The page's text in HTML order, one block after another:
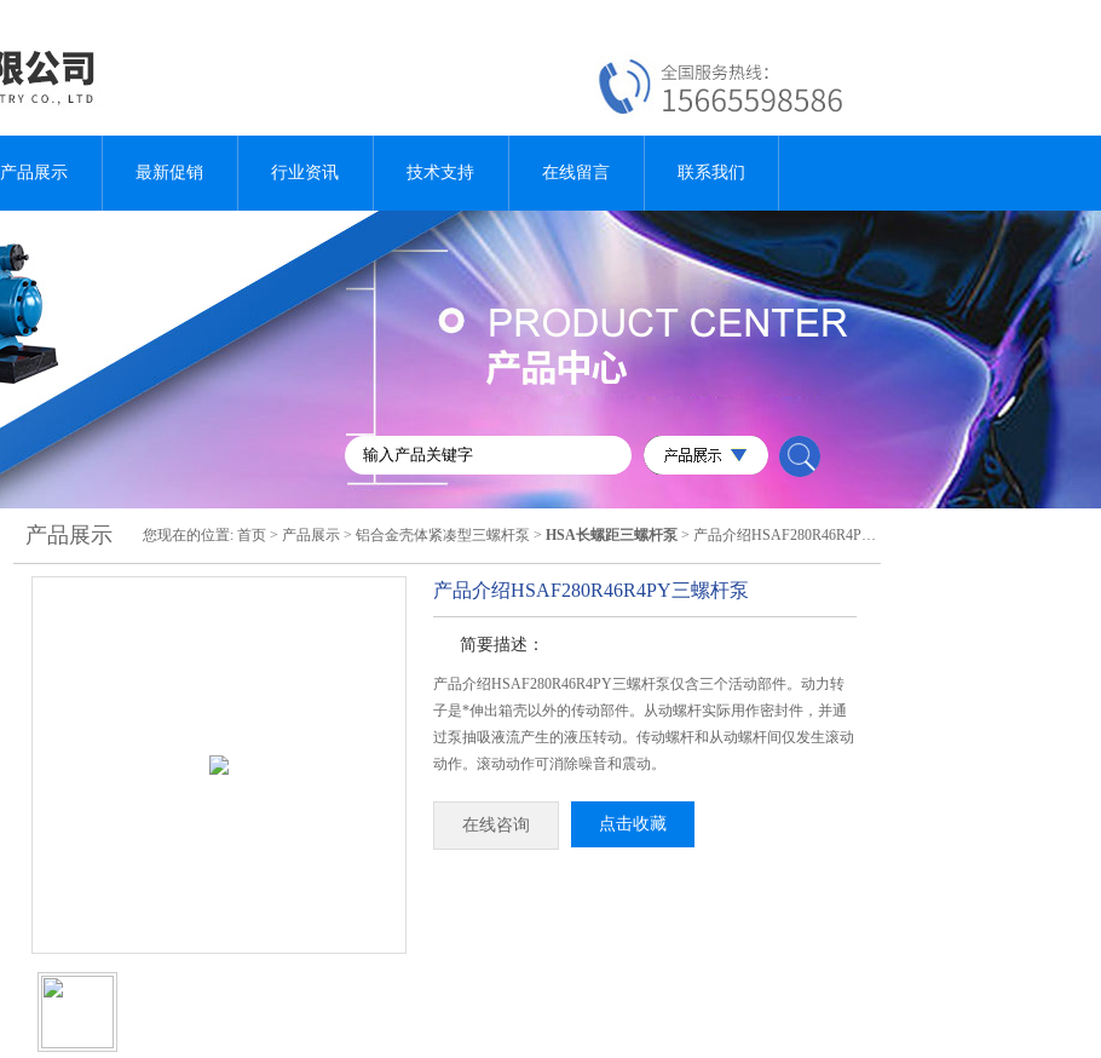
产品展示 最新促销 行业资讯 技术支持 在线留言 联系我们
产品展示 您现在的位置: 首页 > 产品展示 > 铝合金壳体紧凑型三螺杆泵 > HSA长螺距三螺杆泵 > 产品介绍HSAF280R46R4PY三螺杆泵
产品介绍HSAF280R46R4PY三螺杆泵
简要描述：
产品介绍HSAF280R46R4PY三螺杆泵仅含三个活动部件。动力转
子是*伸出箱壳以外的传动部件。从动螺杆实际用作密封件，并通
过泵抽吸液流产生的液压转动。传动螺杆和从动螺杆间仅发生滚动
动作。滚动动作可消除噪音和震动。
在线咨询 点击收藏